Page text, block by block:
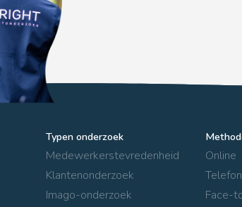
Typen onderzoek
Medewerkerstevredenheid
Klantenonderzoek
Imago-onderzoek
Online
Face-